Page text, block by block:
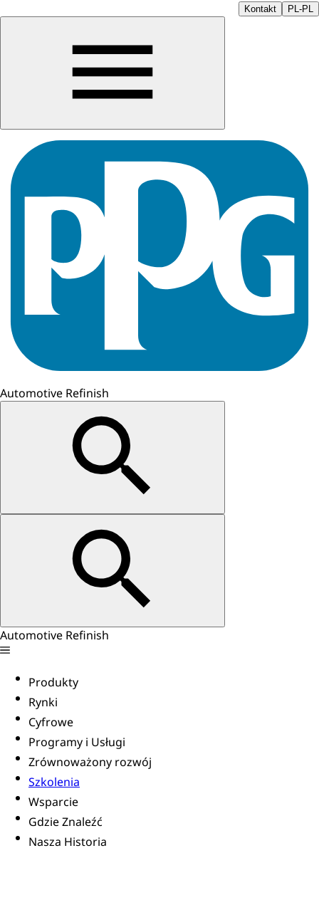
Kontakt PL-PL
Automotive Refinish
Automotive Refinish
Produkty
Rynki
Cyfrowe
Programy i Usługi
Zrównoważony rozwój
Szkolenia
Wsparcie
Gdzie Znaleźć
Nasza Historia